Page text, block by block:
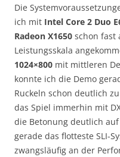
Die
ich mit Intel Core 2 Duo
Radeon X1650 schon fast
Leistungsskala
1024×800 mit mittleren
konnte ich die Demo
Ruckeln schon deutlich
das Spiel immerhin mit
die Betonung deutlich
gerade das flotteste SLI-
zwangsläufig an der